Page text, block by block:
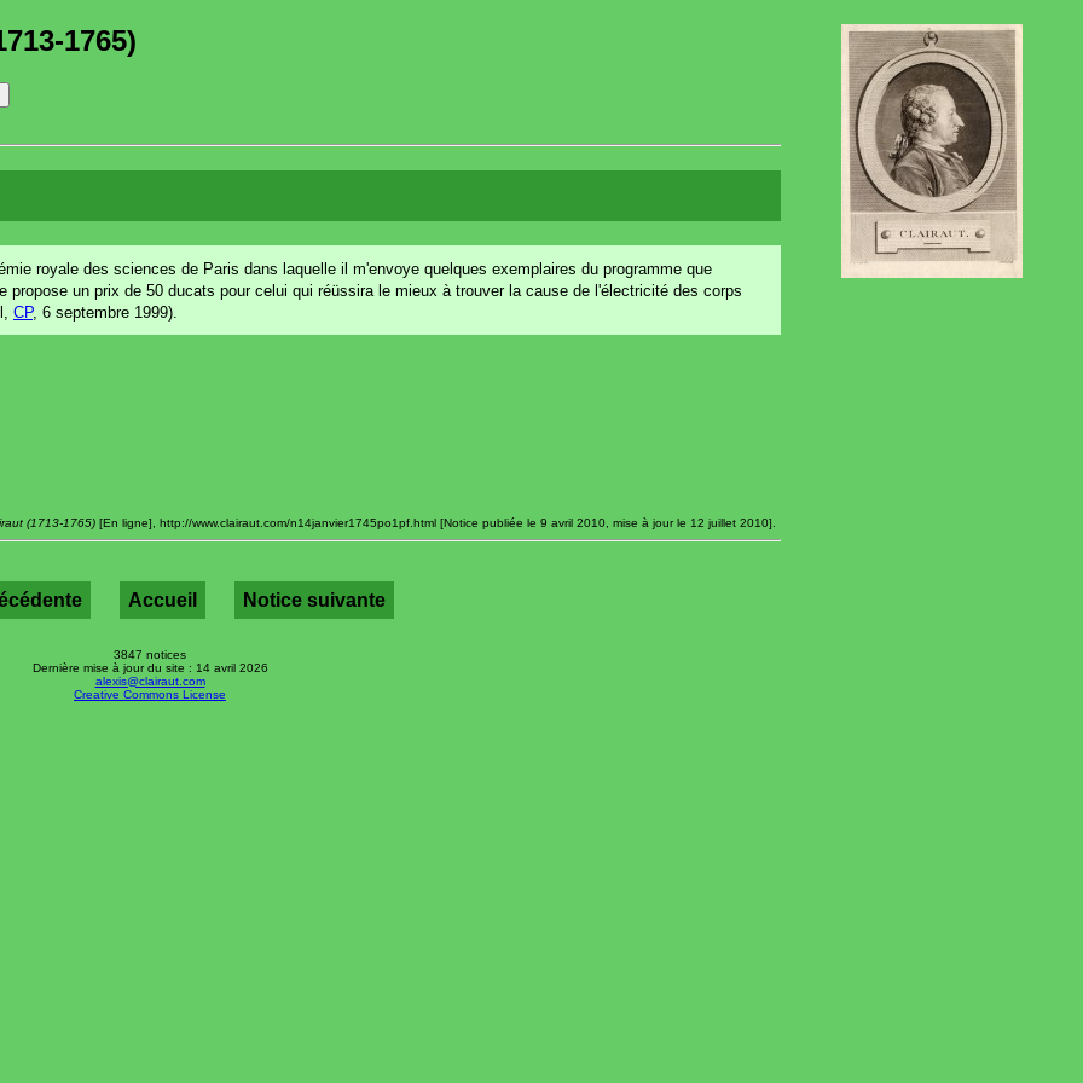
1765)
royale des sciences de Paris dans laquelle il m'envoye quelques exemplaires du programme que
propose un prix de 50 ducats pour celui qui réüssira le mieux à trouver la cause de l'électricité des corps
CP, 6 septembre 1999).
(1713-1765) [En ligne], http://www.clairaut.com/n14janvier1745po1pf.html [Notice publiée le 9 avril 2010, mise à jour le 12 juillet 2010].
Accueil Notice suivante
3847 notices
Dernière mise à jour du site : 14 avril 2026
alexis@clairaut.com
Creative Commons License